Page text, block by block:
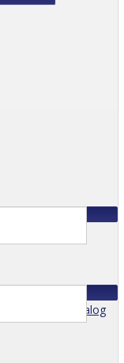
Katalog